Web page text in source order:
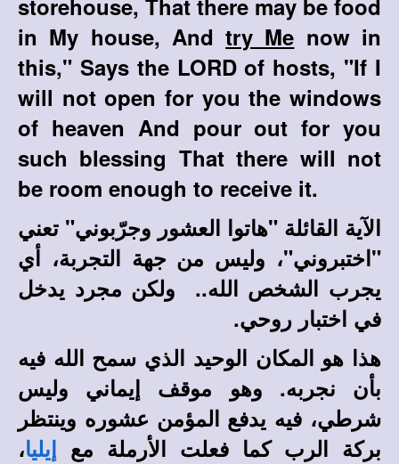
storehouse, That there may be food
in My house, Andtry Me now in
this," Says the LORD of hosts, "If I
will not open for you the windows
of heaven And pour out for you
such blessing That there will not
be room enough to receive it.
الآية القائلة "هاتوا العشور وجرّبوني" تعني
"اختبروني"، وليس من جهة التجربة، أي
يجرب الشخص الله.. ولكن مجرد يدخل
في اختبار روحي.
هذا هو المكان الوحيد الذي سمح الله فيه
بأن نجربه. وهو موقف إيماني وليس
شرطي، فيه يدفع المؤمن عشوره وينتظر
بركة الرب كما فعلت الأرملة مع
إيليا،